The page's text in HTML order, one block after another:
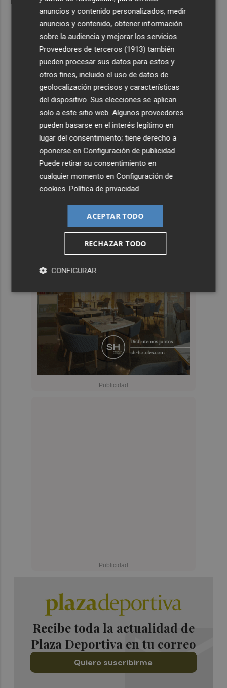
Recibe toda la actualidad de
Plaza Deportiva en tu correo
Quiero suscribirme
anuncios y contenido personalizados, medir
anuncios y contenido, obtener información
sobre la audiencia y mejorar los servicios.
Proveedores de terceros (1913) también
pueden procesar sus datos para estos y
otros fines, incluido el uso de datos de
geolocalización precisos y características
del dispositivo. Sus elecciones se aplican
solo a este sitio web. Algunos proveedores
pueden basarse en el interés legítimo en
lugar del consentimiento; tiene derecho a
oponerse enConfiguración de publicidad
Puede retirar su consentimiento en
cualquier momento enConfiguración de
cookies .Política de privacidad
ACEPTAR TODO
RECHAZAR TODO
CONFIGURAR